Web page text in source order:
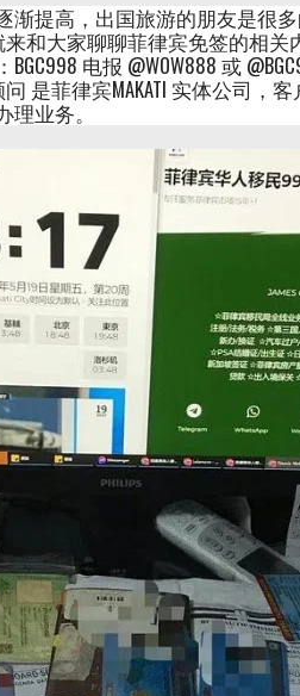
渐提高，出国旅游的朋友是很
和大家聊聊菲律宾免签的相
电报 @WOW888 或
是菲律宾MAKATI 实体公司，
业务。